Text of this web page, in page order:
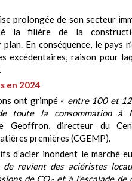
prolongée de son secteur
la filière de la
En conséquence, le pays
excédentaires, raison pour
en 2024
ont grimpé « entre 100 et
toute la consommation à
Geoffron, directeur du
premières (CGEMP).
d’acier inondent le marché
revient des aciéristes
de CO et à l’escalade de